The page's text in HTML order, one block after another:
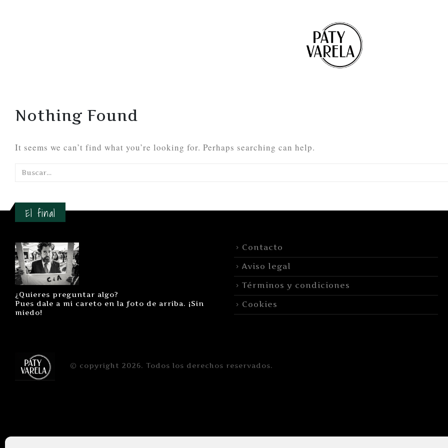
Nothing Found
It seems we can’t find what you’re looking for. Perhaps searching can help.
El final
¿Quieres preguntar algo?
Pues dale a mi careto en la foto de arriba. ¡Sin
miedo!
Contacto
Aviso legal
Términos y condiciones
Cookies
© copyright 2026. Todos los derechos reservados.